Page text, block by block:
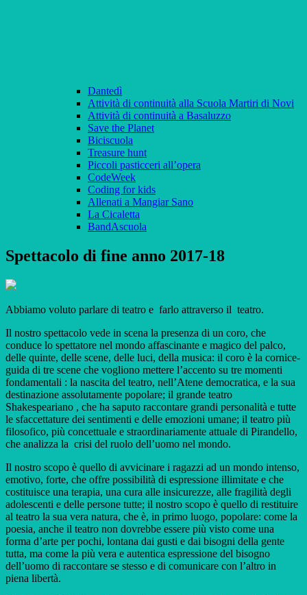
Dantedì
Attività di continuità alla Scuola Martiri di Novi
Attività di continuità a Basaluzzo
Save the Planet
Biciscuola
Treasure hunt
Piccoli pasticceri all’opera
CodeWeek
Coding for kids
Allenati a Mangiar Sano
La Cicaletta
BandAscuola
Spettacolo di fine anno 2017-18
Abbiamo voluto parlare di teatro e farlo attraverso il teatro.
Il nostro spettacolo vede in scena la presenza di un coro, che
conduce lo spettatore nel mondo affascinante e magico del palco,
delle quinte, delle scene, delle luci, della musica: il coro è la cornice-
guida di tre scene che vogliono mettere l’accento su tre momenti
fondamentali : la nascita del teatro, nell’Atene democratica, e la sua
destinazione assolutamente popolare; il grande teatro
Shakespeariano , che ha saputo raccontare grandi personalità e tutte
le sfaccettature dei sentimenti e delle emozioni umane; il teatro più
filosofico, più concettuale e straordinariamente attuale di Pirandello,
che analizza la crisi del ruolo dell’uomo nel mondo.
Il nostro scopo è quello di avvicinare i ragazzi ad un mondo intenso,
emotivo, forte, che offre possibilità di espressione illimitate e che
costituisce una terapia, una cura alle insicurezze, alle fragilità degli
adolescenti e delle persone tutte; il nostro scopo è quello di restituire
al teatro la sua vera natura, che è, in primo luogo, popolare: come la
poesia, anche il teatro non dovrebbe essere più visto come una
forma d’arte per pochi, lontana dai gusti e dai bisogni della gente
tutta, ma come la più vera e autentica espressione del bisogno
dell’uomo di raccontare se stesso e di comunicare con l’altro in
piena libertà.